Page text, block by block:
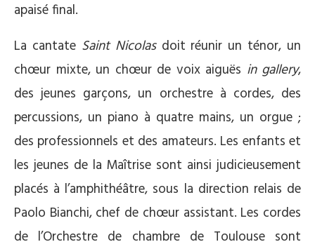
apaisé final.
La cantate Saint Nicolasdoit réunir un ténor, un
chœur mixte, un chœur de voix aiguës in gallery,
des jeunes garçons, un orchestre à cordes, des
percussions, un piano à quatre mains, un orgue ;
des professionnels et des amateurs. Les enfants et
les jeunes de la Maîtrise sont ainsi judicieusement
placés à l’amphithéâtre, sous la direction relais de
Paolo Bianchi, chef de chœur assistant. Les cordes
de l’Orchestre de chambre de Toulouse sont